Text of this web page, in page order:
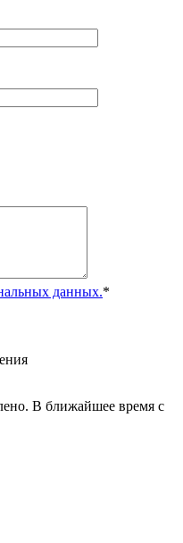
данных.*
В ближайшее время с